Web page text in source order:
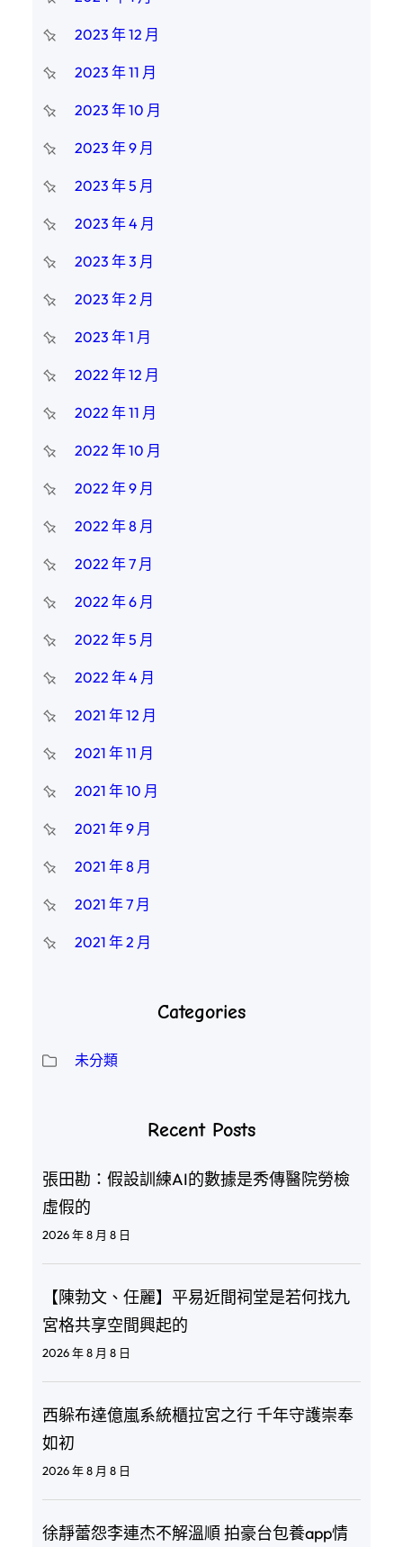
2023 年 12 月
2023 年 11 月
2023 年 10 月
2023 年 9 月
2023 年 5 月
2023 年 4 月
2023 年 3 月
2023 年 2 月
2023 年 1 月
2022 年 12 月
2022 年 11 月
2022 年 10 月
2022 年 9 月
2022 年 8 月
2022 年 7 月
2022 年 6 月
2022 年 5 月
2022 年 4 月
2021 年 12 月
2021 年 11 月
2021 年 10 月
2021 年 9 月
2021 年 8 月
2021 年 7 月
2021 年 2 月
Categories
未分類
Recent Posts
張田勘：假設訓練AI的數據是秀傳醫院勞檢
虛假的
2026 年 8 月 8 日
【陳勃文、任麗】平易近間祠堂是若何找九
宮格共享空間興起的
2026 年 8 月 8 日
西躲布達億嵐系統櫃拉宮之行 千年守護崇奉
如初
2026 年 8 月 8 日
徐靜蕾怨李連杰不解溫順 拍豪台包養app情